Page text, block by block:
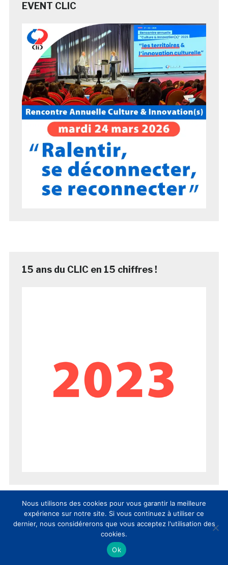
EVENT CLIC
15 ans du CLIC en 15 chiffres !
Nous utilisons des cookies pour vous garantir la meilleure
expérience sur notre site. Si vous continuez à utiliser ce
dernier, nous considérerons que vous acceptez l'utilisation des
cookies.
Ok